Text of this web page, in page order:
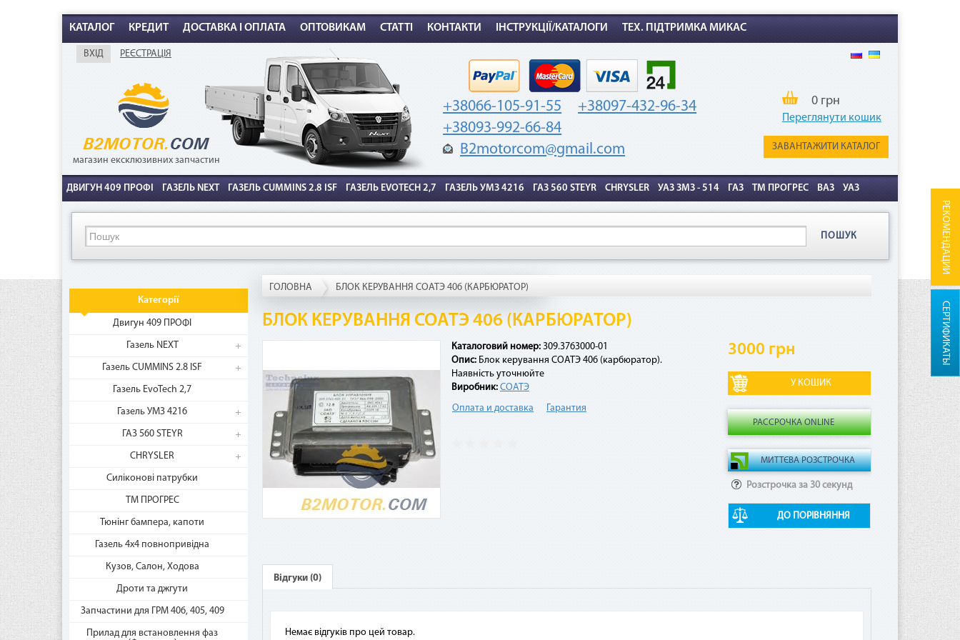
РЕКОМЕНДАЦИИ
СЕРТИФИКАТЫ
КАТАЛОГ КРЕДИТ ДОСТАВКА І ОПЛАТА ОПТОВИКАМ СТАТТІ КОНТАКТИ ІНСТРУКЦІЇ/КАТАЛОГИ ТЕХ. ПІДТРИМКА МИКАС
ВХІД РЕЄСТРАЦІЯ
магазин ексклюзивних запчастин
+38066-105-91-55
+38097-432-96-34
+38093-992-66-84
B2motorcom@gmail.com
ЗАВАНТАЖИТИ КАТАЛОГ
0 грн
Переглянути кошик
ДВИГУН 409 ПРОФІ ГАЗЕЛЬ NEXT ГАЗЕЛЬ CUMMINS 2.8 ISF ГАЗЕЛЬ EVOTECH 2,7 ГАЗЕЛЬ УМЗ 4216 ГАЗ 560 STEYR CHRYSLER УАЗ ЗМЗ - 514 ГАЗ ТМ ПРОГРЕС ВАЗ УАЗ
ПОШУК
Категорії
Двигун 409 ПРОФІ
Газель NEXT
Газель CUMMINS 2.8 ISF
Газель EvoTech 2,7
Газель УМЗ 4216
ГАЗ 560 STEYR
CHRYSLER
Силіконові патрубки
ТМ ПРОГРЕС
Тюнінг бампера, капоти
Газель 4х4 повнопривідна
Кузов, Салон, Ходова
Дроти та джгути
Запчастини для ГРМ 406, 405, 409
Прилад для встановлення фаз
ГОЛОВНА БЛОК КЕРУВАННЯ СОАТЭ 406 (КАРБЮРАТОР)
БЛОК КЕРУВАННЯ СОАТЭ 406 (КАРБЮРАТОР)
Каталоговий номер: 309.3763000-01 3000 грн
РАССРОЧКА ONLINE
Розстрочка за 30 секунд
ДО ПОРІВНЯННЯ
Опис: Блок керування СОАТЭ 406 (карбюратор).
Наявність уточнюйте
Виробник: СОАТЭ
Оплата и доставка
Гарантия
Відгуки (0)
Немає відгуків про цей товар.
от стоимости товара.
Как воспользоваться
на b2motor.com и положите
в корзину
«Мгновенная рассрочка»
3. Укажите количество
платежей и совершите
покупку. С Вашей карты
спишется первый платеж
4. Каждые 30 дней с момента
Какими картами можно оплатить покупку по сервисам «Мгновенная
рассрочка»?